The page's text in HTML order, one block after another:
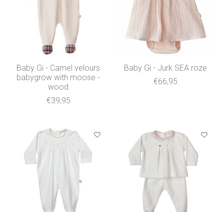
Baby Gi - Camel velours
babygrow with moose -
wood
€39,95
Baby Gi - Jurk SEA roze
€66,95